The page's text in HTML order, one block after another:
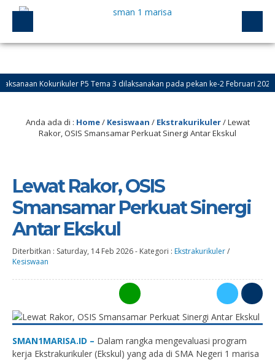
Kokurikuler P5 Tema 3 dilaksanakan pada pekan ke-2 Februari 2026 s.d
Anda ada di : Home/ Kesiswaan / Ekstrakurikuler/Lewat
Rakor, OSIS Smansamar Perkuat Sinergi Antar Ekskul
Lewat Rakor, OSIS
Smansamar Perkuat Sinergi
Antar Ekskul
Diterbitkan : Saturday, 14 Feb 2026- Kategori : Ekstrakurikuler/
Kesiswaan
SMAN1MARISA.ID – Dalam rangka mengevaluasi program
kerja Ekstrakurikuler (Ekskul) yang ada di SMA Negeri 1 marisa